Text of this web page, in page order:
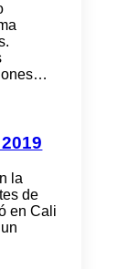
la
de
en Cali